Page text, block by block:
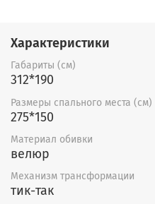
придает
По Вашему
изменить
наполнение,
подлокотников и
размеры. Ну и
любую расцветку
Характеристики
Габариты (см)
312*190
Размеры спального места (см)
275*150
Материал обивки
велюр
Механизм трансформации
тик-так